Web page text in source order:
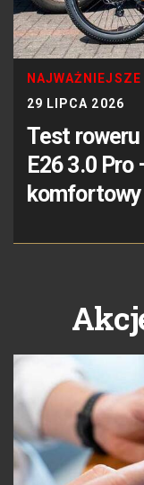
NAJWAŻNIEJSZE
29 LIPCA 2026
Test
E26 3.0
komfortowy